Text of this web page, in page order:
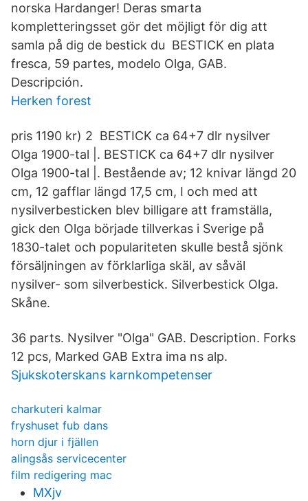
norska Hardanger! Deras smarta
kompletteringsset gör det möjligt för dig att
samla på dig de bestick du BESTICK en plata
fresca, 59 partes, modelo Olga, GAB.
Descripción.
Herken forest
pris 1190 kr) 2 BESTICK ca 64+7 dlr nysilver
Olga 1900-tal |. BESTICK ca 64+7 dlr nysilver
Olga 1900-tal |. Bestående av; 12 knivar längd 20
cm, 12 gafflar längd 17,5 cm, I och med att
nysilverbesticken blev billigare att framställa,
gick den Olga började tillverkas i Sverige på
1830-talet och populariteten skulle bestå sjönk
försäljningen av förklarliga skäl, av såväl
nysilver- som silverbestick. Silverbestick Olga.
Skåne.
36 parts. Nysilver "Olga" GAB. Description. Forks
12 pcs, Marked GAB Extra ima ns alp.
Sjukskoterskans karnkompetenser
charkuteri kalmar
fryshuset fub dans
horn djur i fjällen
alingsås servicecenter
film redigering mac
MXjv